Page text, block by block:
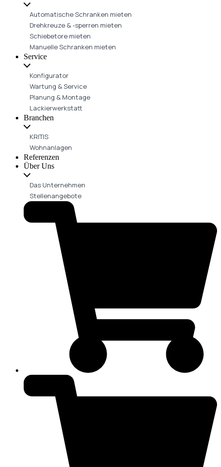
Automatische Schranken mieten
Drehkreuze & -sperren mieten
Schiebetore mieten
Manuelle Schranken mieten
Service
Konfigurator
Wartung & Service
Planung & Montage
Lackierwerkstatt
Branchen
KRITIS
Wohnanlagen
Referenzen
Über Uns
Das Unternehmen
Stellenangebote